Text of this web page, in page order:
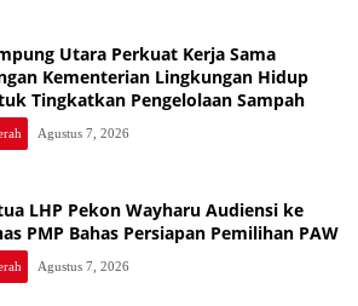
Utara Perkuat Kerja Sama
Kementerian Lingkungan Hidup
Tingkatkan Pengelolaan Sampah
Agustus 7, 2026
LHP Pekon Wayharu Audiensi ke
PMP Bahas Persiapan Pemilihan PAW
Agustus 7, 2026